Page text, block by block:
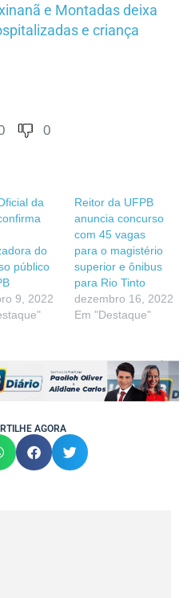
e Montadas deixa
e criança
0
da
do
público
9, 2022
Reitor da UFPB
anuncia concurso
com 45 vagas
para o magistério
superior e ônibus
para Rio Tinto
dezembro 16, 2022
Em "Destaque"
AGORA